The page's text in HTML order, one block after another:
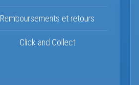
Remboursements et retours
Click and Collect